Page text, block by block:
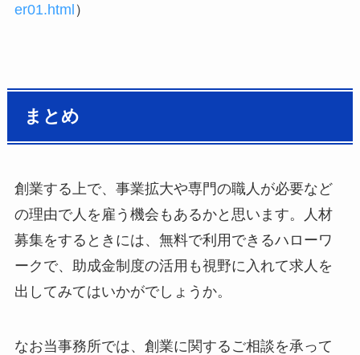
er01.html ）
まとめ
創業する上で、事業拡大や専門の職人が必要など
の理由で人を雇う機会もあるかと思います。人材
募集をするときには、無料で利用できるハローワ
ークで、助成金制度の活用も視野に入れて求人を
出してみてはいかがでしょうか。
なお当事務所では、創業に関するご相談を承って